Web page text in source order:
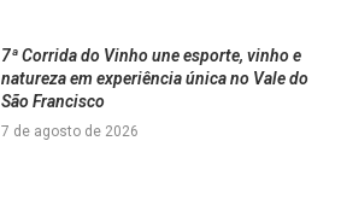
7ª Corrida do Vinho une esporte, vinho e
natureza em experiência única no Vale do
São Francisco
7 de agosto de 2026